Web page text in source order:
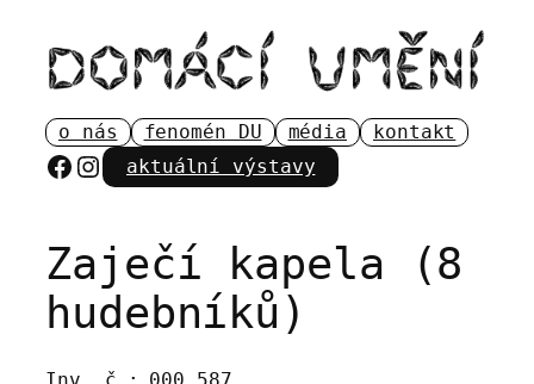
obsah
o nás fenomén DU média kontakt
Facebook
Instagram
aktuální výstavy
Zaječí kapela (8
hudebníků)